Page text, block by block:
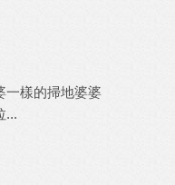
一樣的掃地婆婆
...